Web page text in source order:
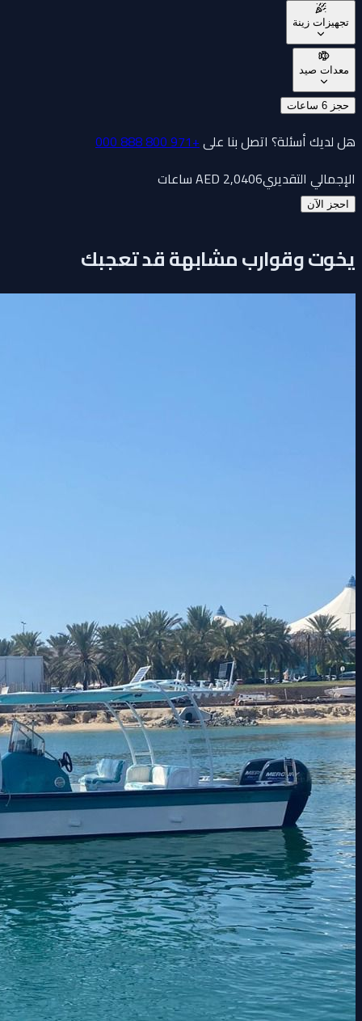
تجهيزات زينة
معدات صيد
حجز 6 ساعات
هل لديك أسئلة؟ اتصل بنا على +971 800 888 000
الإجمالي التقديري
AED2,0406 ساعات
احجز الآن
يخوت وقوارب مشابهة قد تعجبك